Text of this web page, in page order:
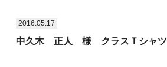
2016.05.17
中久木 正人 様 クラスＴシャツ